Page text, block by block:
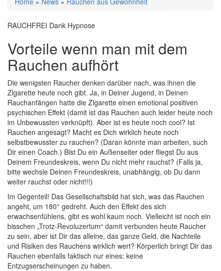
sind
RAUCHFREI Dank Hypnose
Vorteile wenn man mit dem
Rauchen aufhört
Die wenigsten Raucher denken darüber nach, was ihnen die
Zigarette heute noch gibt. Ja, in Deiner Jugend, in Deinen
Rauchanfängen hatte die Zigarette einen emotional positiven
psychischen Effekt (damit ist das Rauchen auch leider heute noch
im Unbewussten verknüpft). Aber ist es heute noch cool? Ist
Rauchen angesagt? Macht es Dich wirklich heute noch
selbstbewusster zu rauchen? (Daran könnte man arbeiten, such
Dir einen Coach.) Bist Du ein Außenseiter oder fliegst Du aus
Deinem Freundeskreis, wenn Du nicht mehr rauchst? (Falls ja,
bitte wechsle Deinen Freundeskreis, unabhängig, ob Du dann
weiter rauchst oder nicht!!!)
Im Gegenteil! Das Gesellschaftsbild hat sich, was das Rauchen
angeht, um 180° gedreht. Auch den Effekt des sich
erwachsenfühlens, gibt es wohl kaum noch. Vielleicht ist noch ein
bisschen „Trotz-Revoluzertum“ damit verbunden heute Raucher
zu sein, aber ist Dir das alleine, das ganze Geld, die Nachteile
und Risiken des Rauchens wirklich wert? Körperlich bringt Dir das
Rauchen ebenfalls faktisch nur eines: keine
Entzugserscheinungen zu haben.